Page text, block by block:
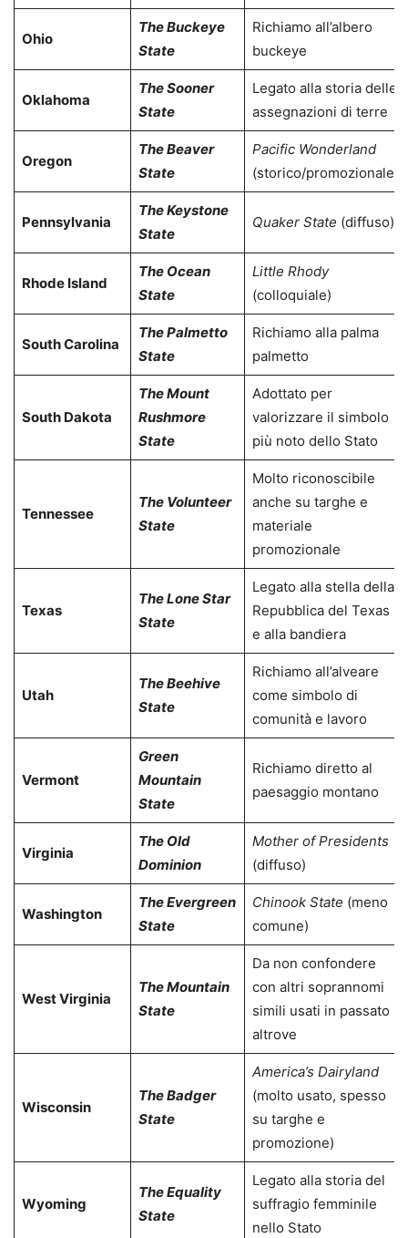
Ohio
The Buckeye
State
Richiamo all’albero
buckeye
Oklahoma
The Sooner
State
Legato alla storia delle
assegnazioni di terre
Oregon
The Beaver
State
Pacific Wonderland
(storico/promozionale)
Pennsylvania
The Keystone
State
Quaker State (diffuso)
Rhode Island
The Ocean
State
Little Rhody
(colloquiale)
South Carolina
The Palmetto
State
Richiamo alla palma
palmetto
South Dakota
The Mount
Rushmore
State
Adottato per
valorizzare il simbolo
più noto dello Stato
Tennessee
The Volunteer
State
Molto riconoscibile
anche su targhe e
materiale
promozionale
Texas
The Lone Star
State
Legato alla stella della
Repubblica del Texas
e alla bandiera
Utah
The Beehive
State
Richiamo all’alveare
come simbolo di
comunità e lavoro
Vermont
Green
Mountain
State
Richiamo diretto al
paesaggio montano
Virginia
The Old
Dominion
Mother of Presidents
(diffuso)
Washington
The Evergreen
State
Chinook State (meno
comune)
West Virginia
The Mountain
State
Da non confondere
con altri soprannomi
simili usati in passato
altrove
Wisconsin
The Badger
State
America’s Dairyland
(molto usato, spesso
su targhe e
promozione)
Wyoming
The Equality
State
Legato alla storia del
suffragio femminile
nello Stato